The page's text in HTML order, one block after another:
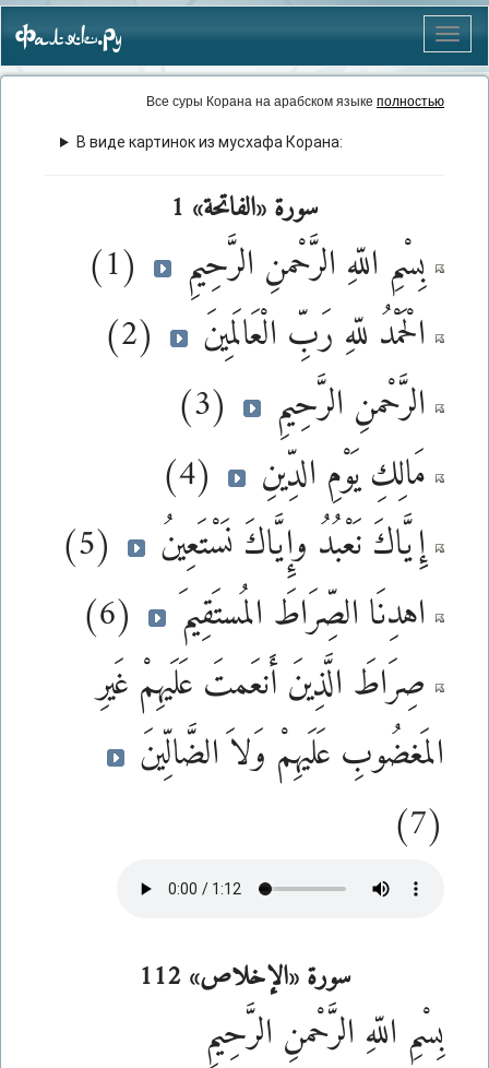
Меню
Фаляк.Ру
Все суры Корана на арабском языке полностью
В виде картинок из мусхафа Корана:
سورة «الفاتحة» 1
بِسْمِ اللّهِ الرَّحْمنِ الرَّحِيمِ
(1)
الْحَمْدُ للّهِ رَبِّ الْعَالَمِينَ
(2)
الرَّحْمنِ الرَّحِيمِ
(3)
مَالِكِ يَوْمِ الدِّينِ
(4)
إِيَّاكَ نَعْبُدُ وإِيَّاكَ نَسْتَعِينُ
(5)
اهدِنَا الصِّرَاطَ المُستَقِيمَ
(6)
صِرَاطَ الَّذِينَ أَنعَمتَ عَلَيهِمْ غَيرِ
المَغضُوبِ عَلَيهِمْ وَلاَ الضَّالِّينَ
(7)
سورة «الإخلاص» 112
بِسْمِ اللّهِ الرَّحْمنِ الرَّحِيمِ